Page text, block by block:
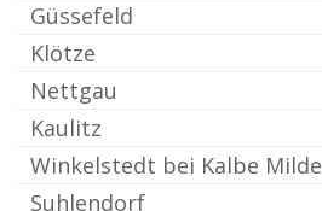
Güssefeld
Klötze
Nettgau
Kaulitz
Winkelstedt bei Kalbe Milde
Suhlendorf